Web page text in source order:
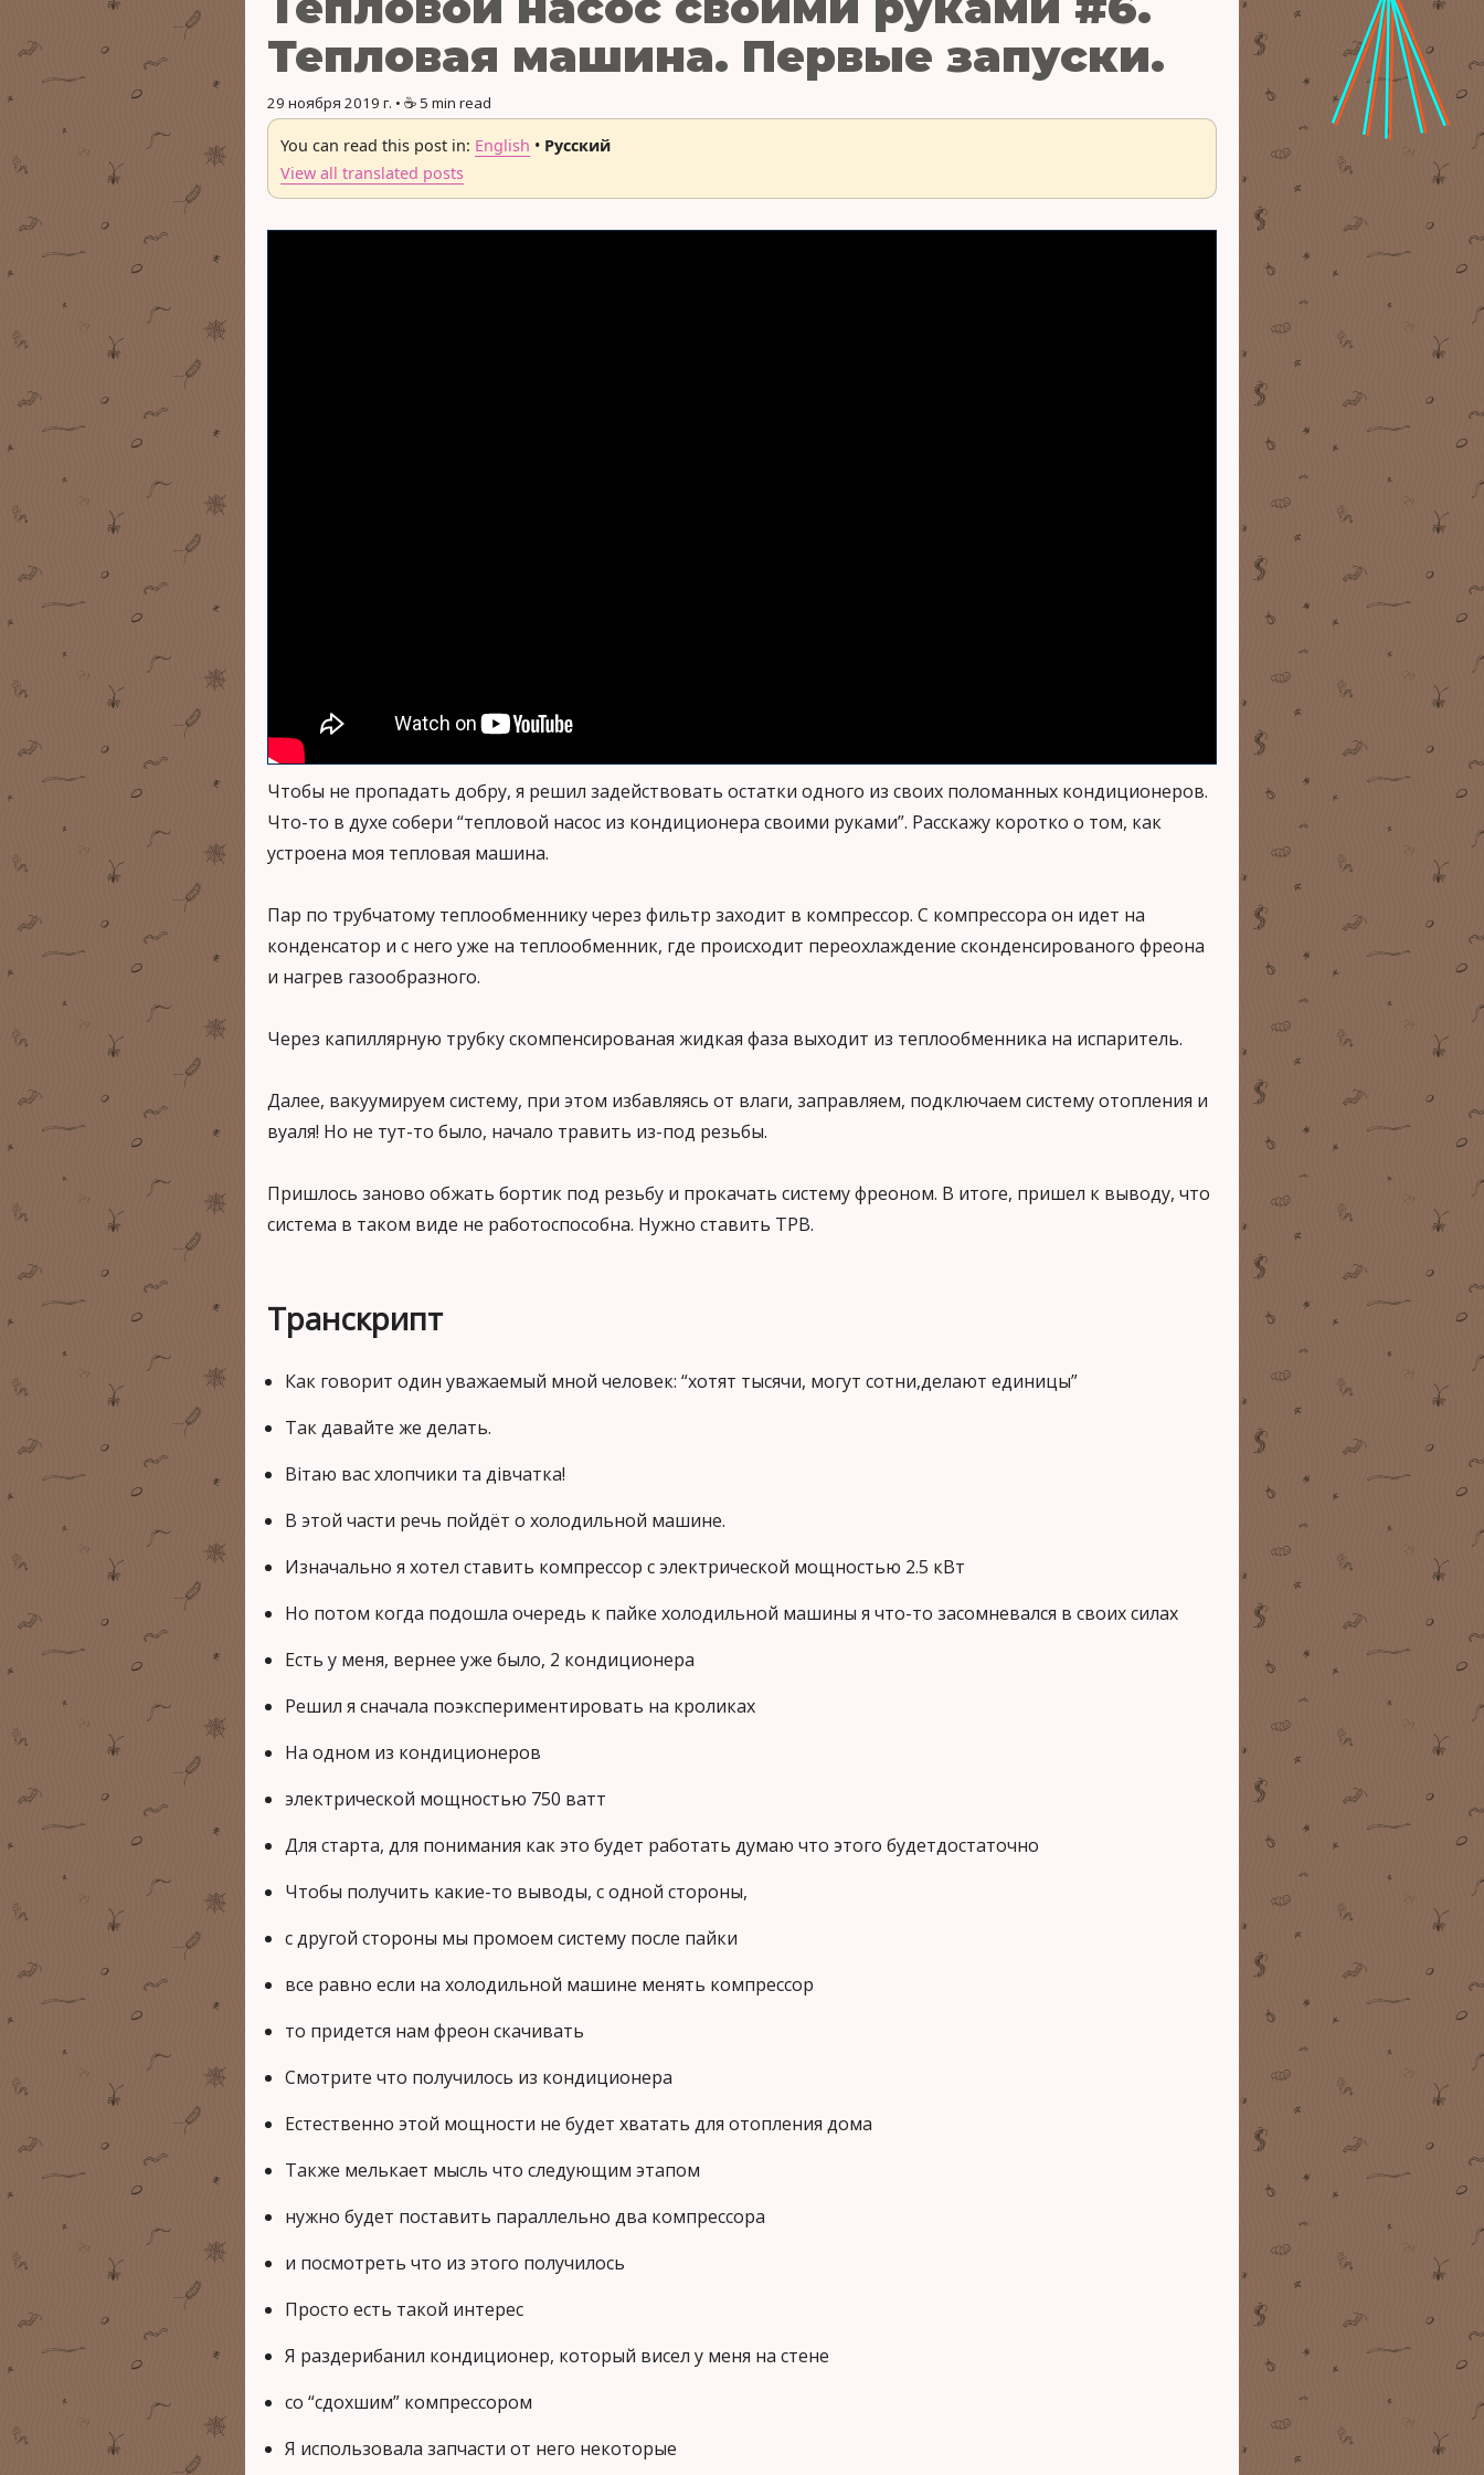
Тепловая машина. Первые запуски.
29 ноября 2019 г. • ☕️ 5 min read
You can read this post in: English • Русский
View all translated posts
Чтобы не пропадать добру, я решил задействовать остатки одного из своих поломанных кондиционеров.
Что-то в духе собери “тепловой насос из кондиционера своими руками”. Расскажу коротко о том, как
устроена моя тепловая машина.
Пар по трубчатому теплообменнику через фильтр заходит в компрессор. С компрессора он идет на
конденсатор и с него уже на теплообменник, где происходит переохлаждение сконденсированого фреона
и нагрев газообразного.
Через капиллярную трубку скомпенсированая жидкая фаза выходит из теплообменника на испаритель.
Далее, вакуумируем систему, при этом избавляясь от влаги, заправляем, подключаем систему отопления и
вуаля! Но не тут-то было, начало травить из-под резьбы.
Пришлось заново обжать бортик под резьбу и прокачать систему фреоном. В итоге, пришел к выводу, что
система в таком виде не работоспособна. Нужно ставить ТРВ.
Транскрипт
Как говорит один уважаемый мной человек: “хотят тысячи, могут сотни,делают единицы”
Так давайте же делать.
Вітаю вас хлопчики та дівчатка!
В этой части речь пойдёт о холодильной машине.
Изначально я хотел ставить компрессор с электрической мощностью 2.5 кВт
Но потом когда подошла очередь к пайке холодильной машины я что-то засомневался в своих силах
Есть у меня, вернее уже было, 2 кондиционера
Решил я сначала поэкспериментировать на кроликах
На одном из кондиционеров
электрической мощностью 750 ватт
Для старта, для понимания как это будет работать думаю что этого будетдостаточно
Чтобы получить какие-то выводы, с одной стороны,
с другой стороны мы промоем систему после пайки
все равно если на холодильной машине менять компрессор
то придется нам фреон скачивать
Смотрите что получилось из кондиционера
Естественно этой мощности не будет хватать для отопления дома
Также мелькает мысль что следующим этапом
нужно будет поставить параллельно два компрессора
и посмотреть что из этого получилось
Просто есть такой интерес
Я раздерибанил кондиционер, который висел у меня на стене
со “сдохшим” компрессором
Я использовала запчасти от него некоторые